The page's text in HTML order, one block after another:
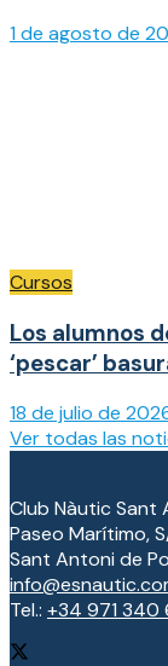
1 de agosto de
Cursos
Los alumnos
‘pescar’
18 de julio de
Ver todas las
Club Nàutic Sant
Paseo Marítimo,
Sant Antoni de
Tel.: +34 971 340